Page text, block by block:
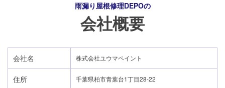
雨漏り屋根修理DEPOの
会社概要
会社名 株式会社ユウマペイント
住所 千葉県柏市青葉台1丁目28-22